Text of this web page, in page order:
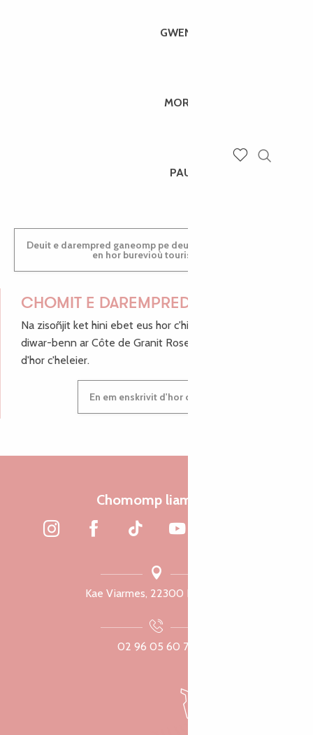
GWENAËLLE
MORGANE
PAULINE
Deuit e darempred ganeomp pe deuit da welet ac'hanomp
en hor burevioù touristerezh
CHOMIT E DAREMPRED !
Na zisoñjit ket hini ebet eus hor c'hinnigoù mat ha keleier
diwar-benn ar Côte de Granit Rose, enskrivit hoc'h anv
d'hor c'heleier.
En em enskrivit d'hor c'heleier
Chomomp liammet
Kae Viarmes, 22300 Lannuon
02 96 05 60 70